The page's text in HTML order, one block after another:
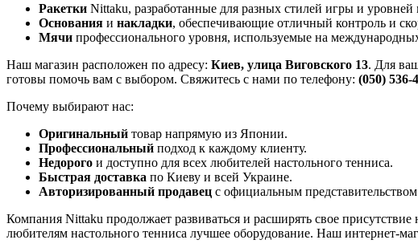
Ракетки Nittaku, разработанные для разных стилей игры и уровней
Основания и накладки, обеспечивающие отличный контроль и
Мячи профессионального уровня, используемые на
Наш магазин расположен по адресу: Киев, улица Виговского 13. Для
готовы помочь вам с выбором. Свяжитесь с нами по телефону: (050) 536-
Почему выбирают нас:
Оригинальный товар напрямую из Японии.
Профессиональный подход к каждому клиенту.
Недорого и доступно для всех любителей настольного тенниса.
Быстрая доставка по Киеву и всей Украине.
Авторизированный продавец с официальным
Компания Nittaku продолжает развиваться и расширять свое
любителям настольного тенниса лучшее оборудование. Наш интернет-